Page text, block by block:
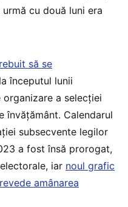
cu două luni era
să se
începutul lunii
a selecției
învățământ. Calendarul
subsecvente legilor
a fost însă prorogat,
iar noul grafic
amânarea